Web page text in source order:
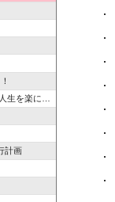
きる簡単な…
計画